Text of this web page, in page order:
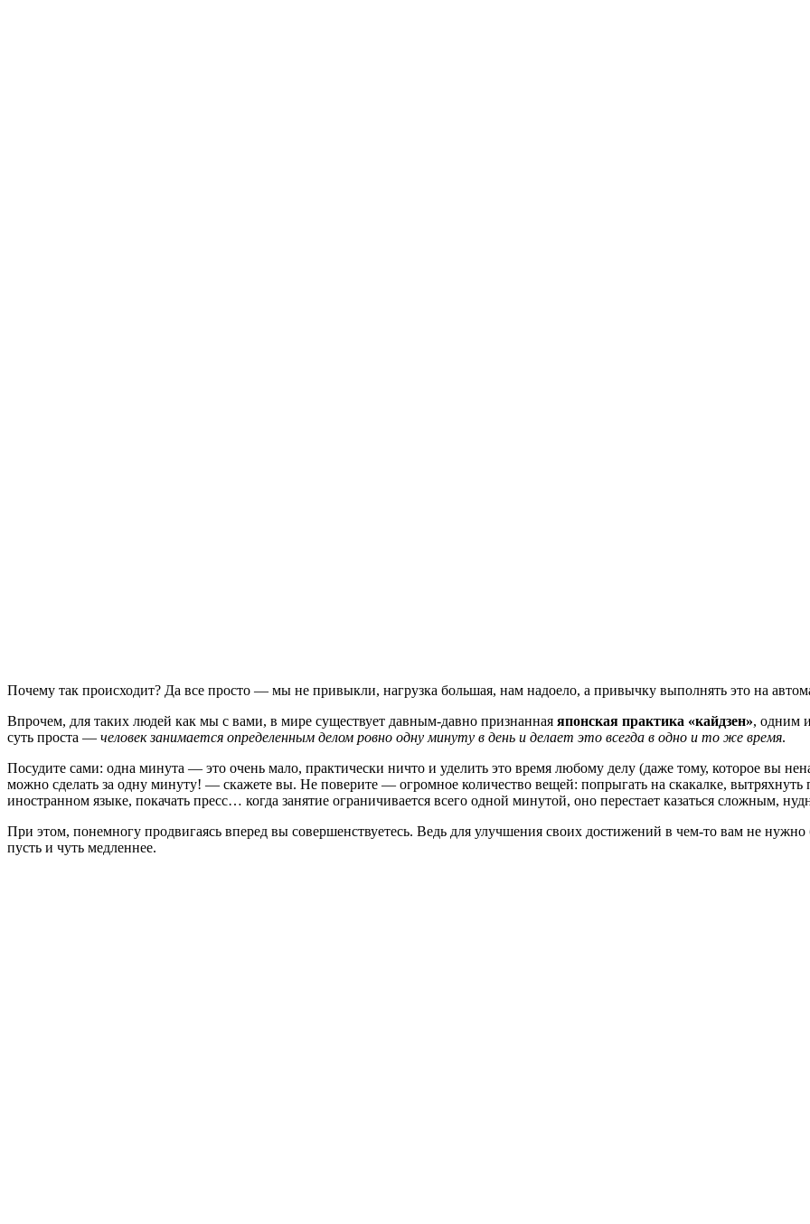
Почему так происходит? Да все просто — мы не привыкли, нагрузка большая, нам надоело, а привычку выполнять это на
Впрочем, для таких людей как мы с вами, в мире существует давным-давно признанная японская практика «кайдзен», одним
суть проста — человек занимается определенным делом ровно одну минуту в день и делает это всегда в одно и то же время.
Посудите сами: одна минута — это очень мало, практически ничто и уделить это время любому делу (даже тому, которое вы
можно сделать за одну минуту! — скажете вы. Не поверите — огромное количество вещей: попрыгать на скакалке, вытряхнуть
иностранном языке, покачать пресс… когда занятие ограничивается всего одной минутой, оно перестает казаться сложным,
При этом, понемногу продвигаясь вперед вы совершенствуетесь. Ведь для улучшения своих достижений в чем-то вам не
пусть и чуть медленнее.